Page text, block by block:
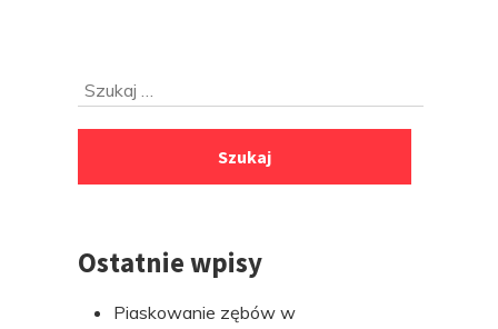
PrzejdźSzukaj:
Ostatnie wpisy
Piaskowanie zębów w